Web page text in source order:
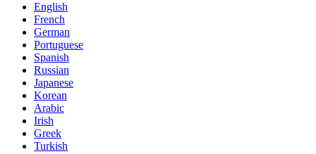
English
French
German
Portuguese
Spanish
Russian
Japanese
Korean
Arabic
Irish
Greek
Turkish